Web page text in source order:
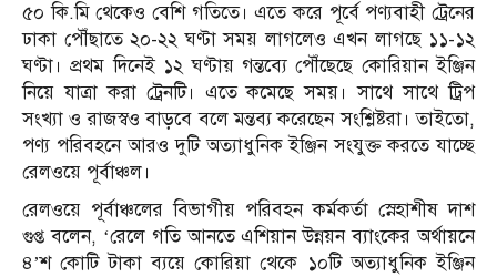
৫০ কি.মি থেকেও বেশি গতিতে। এতে করে পূর্বে পণ্যবাহী ট্রেনের
ঢাকা পৌঁছাতে ২০-২২ ঘণ্টা সময় লাগলেও এখন লাগছে ১১-১২
ঘণ্টা। প্রথম দিনেই ১২ ঘণ্টায় গন্তব্যে পৌঁছেছে কোরিয়ান ইঞ্জিন
নিয়ে যাত্রা করা ট্রেনটি। এতে কমেছে সময়। সাথে সাথে ট্রিপ
সংখ্যা ও রাজস্বও বাড়বে বলে মন্তব্য করেছেন সংশ্লিষ্টরা। তাইতো,
পণ্য পরিবহনে আরও দুটি অত্যাধুনিক ইঞ্জিন সংযুক্ত করতে যাচ্ছে
রেলওয়ে পূর্বাঞ্চল।
রেলওয়ে পূর্বাঞ্চলের বিভাগীয় পরিবহন কর্মকর্তা স্নেহাশীষ দাশ
গুপ্ত বলেন, ‘রেলে গতি আনতে এশিয়ান উন্নয়ন ব্যাংকের অর্থায়নে
৪’শ কোটি টাকা ব্যয়ে কোরিয়া থেকে ১০টি অত্যাধুনিক ইঞ্জিন